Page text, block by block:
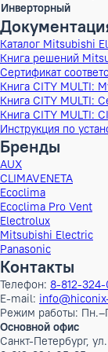
ШxГxВ
Вес
Высота в упаковке
Ширина в
Глубина в упаковке
ШxГxВ в упаковке
Объем Брутто
Бренд
Наименование
Инверторный
Каталог
Книга решений
Сертификат
Книга CITY
Книга CITY
Книга CITY
Инструкция по
Бренды
AUX